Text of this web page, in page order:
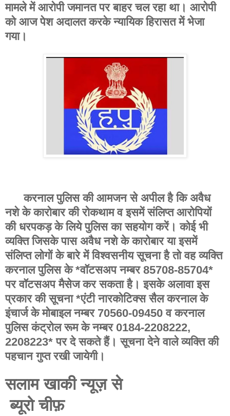
मामले में आरोपी जमानत पर बाहर चल रहा था। आरोपी
को आज पेश अदालत करके न्यायिक हिरासत में भेजा
गया।
करनाल पुलिस की आमजन से अपील है कि अवैध
नशे के कारोबार की रोकथाम व इसमें संलिप्त आरोपियों
की धरपकड़ के लिये पुलिस का सहयोग करें। कोई भी
व्यक्ति जिसके पास अवैध नशे के कारोबार या इसमें
संलिप्त लोगों के बारे में विश्वसनीय सूचना है तो वह व्यक्ति
करनाल पुलिस के *वॉटसअप नम्बर 85708-85704*
पर वॉटसअप मैसेज कर सकता है। इसके अलावा इस
प्रकार की सूचना *एंटी नारकोटिक्स सैल करनाल के
इंचार्ज के मोबाइल नम्बर 70560-09450 व करनाल
पुलिस कंट्रोल रूम के नम्बर 0184-2208222,
2208223* पर दे सकते हैं। सूचना देने वाले व्यक्ति की
पहचान गुप्त रखी जायेगी।
सलाम खाकी न्यूज़ से
ब्यूरो चीफ़